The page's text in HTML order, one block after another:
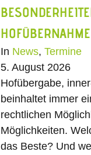
In News, Termine
5. August 2026
Hofübergabe,
beinhaltet immer
rechtlichen
Möglichkeiten.
das Beste? Und